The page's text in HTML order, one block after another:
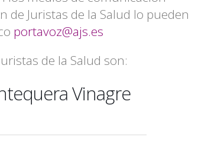
de Juristas de la Salud lo pueden
portavoz@ajs.es
de la Salud son:
Vinagre